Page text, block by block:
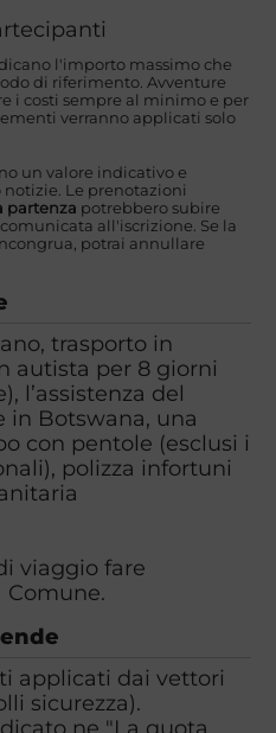
l'importo massimo che
di riferimento. Avventure
i costi sempre al minimo e per
verranno applicati solo
un valore indicativo e
Le prenotazioni
partenza potrebbero subire
all'iscrizione. Se la
potrai annullare
trasporto in
autista per 8 giorni
l’assistenza del
in Botswana, una
con pentole (esclusi i
polizza infortuni
viaggio fare
Comune.
applicati dai vettori
sicurezza).
ne "La quota